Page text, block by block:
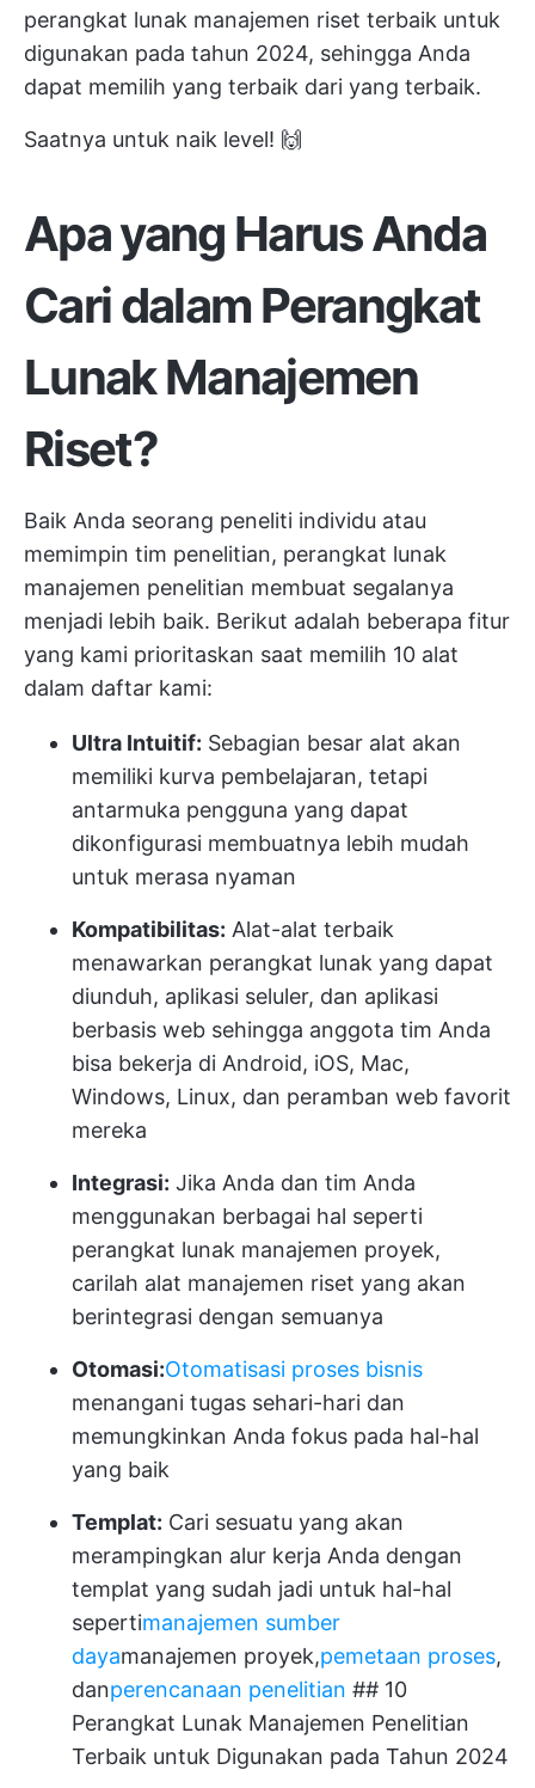
perangkat lunak manajemen riset terbaik untuk
digunakan pada tahun 2024, sehingga Anda
dapat memilih yang terbaik dari yang terbaik.
Saatnya untuk naik level! 🙌
Apa yang Harus Anda
Cari dalam Perangkat
Lunak Manajemen
Riset?
Baik Anda seorang peneliti individu atau
memimpin tim penelitian, perangkat lunak
manajemen penelitian membuat segalanya
menjadi lebih baik. Berikut adalah beberapa fitur
yang kami prioritaskan saat memilih 10 alat
dalam daftar kami:
Ultra Intuitif: Sebagian besar alat akan
memiliki kurva pembelajaran, tetapi
antarmuka pengguna yang dapat
dikonfigurasi membuatnya lebih mudah
untuk merasa nyaman
Kompatibilitas: Alat-alat terbaik
menawarkan perangkat lunak yang dapat
diunduh, aplikasi seluler, dan aplikasi
berbasis web sehingga anggota tim Anda
bisa bekerja di Android, iOS, Mac,
Windows, Linux, dan peramban web favorit
mereka
Integrasi: Jika Anda dan tim Anda
menggunakan berbagai hal seperti
perangkat lunak manajemen proyek,
carilah alat manajemen riset yang akan
berintegrasi dengan semuanya
Otomasi:Otomatisasi proses bisnis
menangani tugas sehari-hari dan
memungkinkan Anda fokus pada hal-hal
yang baik
Templat: Cari sesuatu yang akan
merampingkan alur kerja Anda dengan
templat yang sudah jadi untuk hal-hal
sepertimanajemen sumber
dayamanajemen proyek,pemetaan proses,
danperencanaan penelitian ## 10
Perangkat Lunak Manajemen Penelitian
Terbaik untuk Digunakan pada Tahun 2024